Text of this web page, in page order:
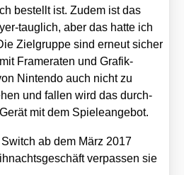
bestellt ist. Zudem ist das
taug­lich, aber das hat­te ich
Ziel­grup­pe sind erneut sicher
Frame­ra­ten und Gra­fik-
Nin­ten­do auch nicht zu
und fal­len wird das durch­
mit dem Spie­le­an­ge­bot.
ab dem März 2017
ver­pas­sen sie